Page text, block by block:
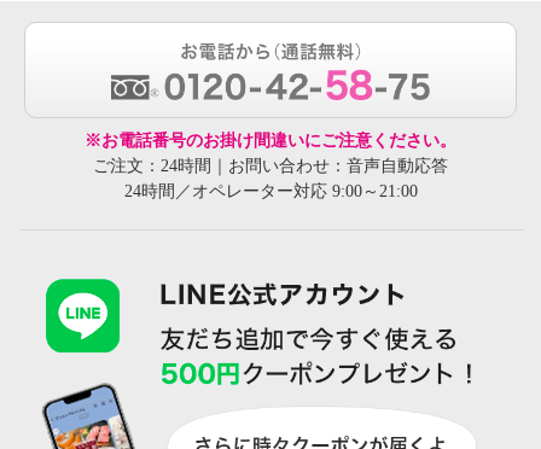
※お電話番号のお掛け間違いにご注意ください。
ご注文：24時間｜お問い合わせ：音声自動応答
24時間／オペレーター対応 9:00～21:00